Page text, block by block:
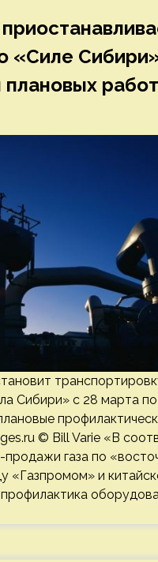
«Силе
плановых работ
Сибири» с 28 марта
© Bill Varie «В
газа по
«Газпромом» и